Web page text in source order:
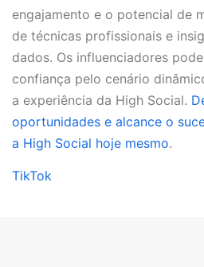
engajamento e o potencial de
de técnicas profissionais e
dados. Os influenciadores
confiança pelo cenário
a experiência da High Social.
oportunidades e alcance o
a High Social hoje mesmo.
TikTok